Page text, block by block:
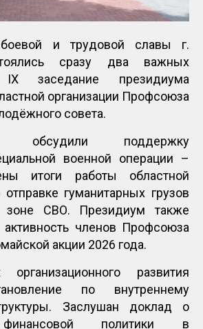
и трудовой славы г.
сразу два важных
IX заседание президиума
организации Профсоюза
совета.
обсудили поддержку
военной операции –
итоги работы областной
гуманитарных грузов
СВО. Президиум также
членов Профсоюза
акции 2026 года.
развития
по внутреннему
Заслушан доклад о
финансовой политики в